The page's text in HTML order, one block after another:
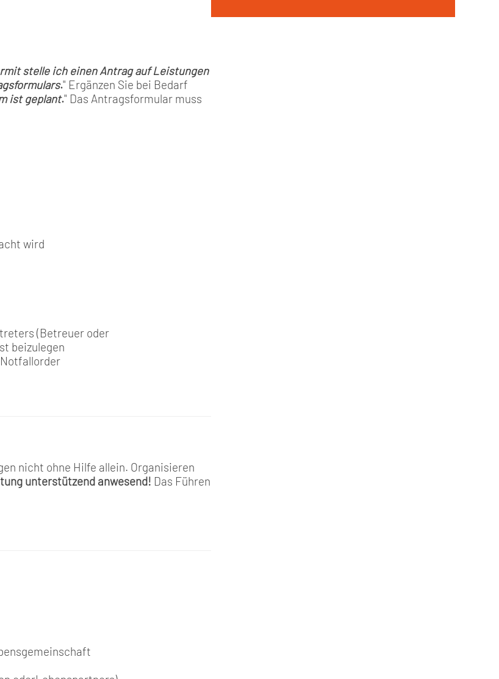
stelle ich einen Antrag auf Leistungen
." Ergänzen Sie bei Bedarf
ist geplant." Das Antragsformular muss
wird
(Betreuer oder
beizulegen
nicht ohne Hilfe allein. Organisieren
unterstützend anwesend! Das Führen